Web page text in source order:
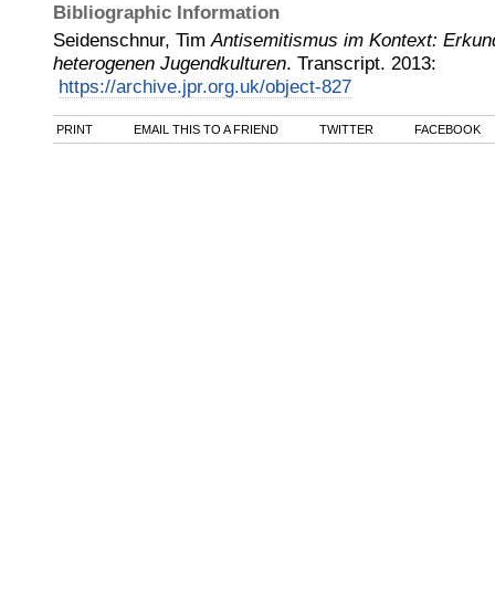
Bibliographic Information
Seidenschnur, Tim Antisemitismus im Kontext:
heterogenen Jugendkulturen. Transcript. 2013:
https://archive.jpr.org.uk/object-827
PRINT EMAIL THIS TO A FRIEND TWITTER FACEBOOK